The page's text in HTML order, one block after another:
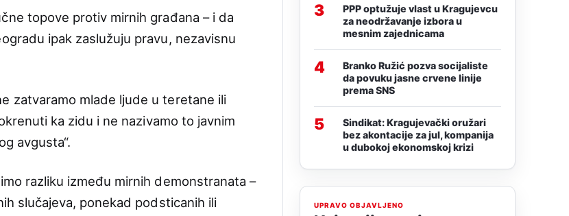
topove protiv mirnih građana – i da
ipak zaslužuju pravu, nezavisnu
zatvaramo mlade ljude u teretane ili
ka zidu i ne nazivamo to javnim
avgusta“.
razliku između mirnih demonstranata –
slučajeva, ponekad podsticanih ili
3
PPP optužuje vlast u Kragujevcu
za neodržavanje izbora u
mesnim zajednicama
4
Branko Ružić pozva socijaliste
da povuku jasne crvene linije
prema SNS
5
Sindikat: Kragujevački oružari
bez akontacije za jul, kompanija
u dubokoj ekonomskoj krizi
UPRAVO OBJAVLJENO